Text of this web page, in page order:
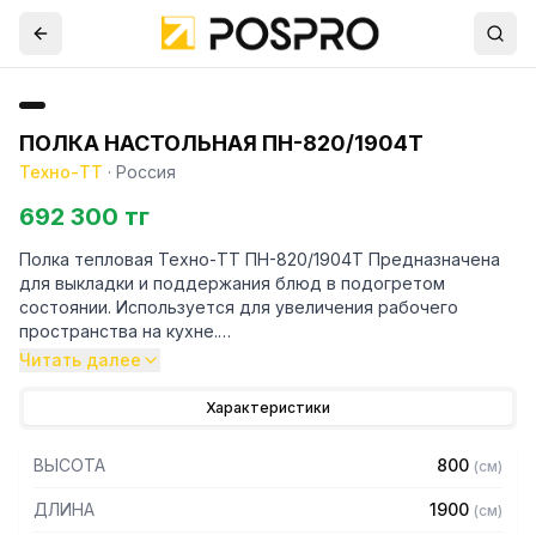
ПОЛКА НАСТОЛЬНАЯ ПН-820/1904Т
Техно-ТТ · Россия
692 300 тг
Полка тепловая Техно-ТТ ПН-820/1904Т Предназначена
для выкладки и поддержания блюд в подогретом
состоянии. Используется для увеличения рабочего
пространства на кухне.
0,8 мм
— Каркас - труба 20х20 из нержавеющей стали марки AISI
430 толщиной 1,2 мм
Читать далее
Характеристики
ВЫСОТА 800 (см)
ДЛИНА 1900 (см)